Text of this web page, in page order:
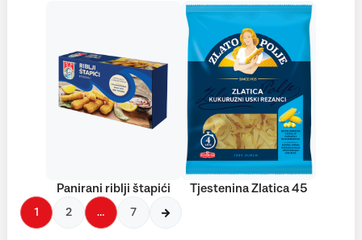
Panirani riblji štapići Tjestenina Zlatica 45
1 2 … 7